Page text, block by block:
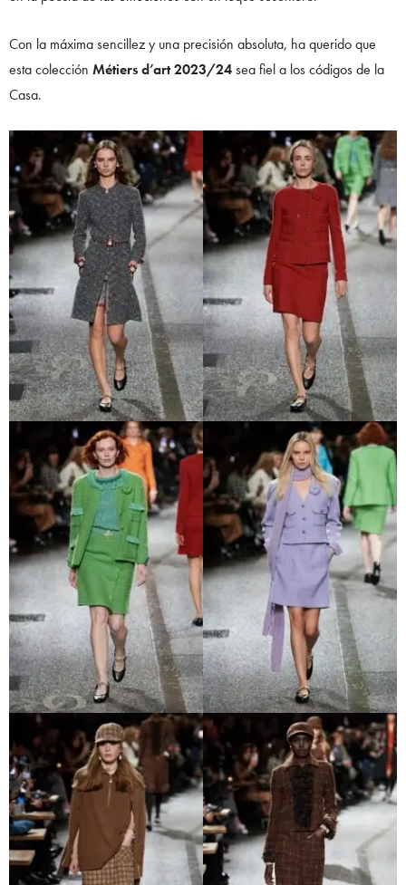
Con la máxima sencillez y una precisión absoluta, ha querido que
esta colección Métiers d’art 2023/24sea fiel a los códigos de la
Casa.